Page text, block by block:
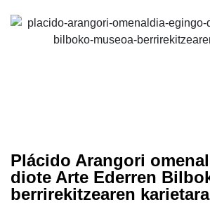
Plácido Arangori
diote Arte Ederren
berrirekitzearen karietara